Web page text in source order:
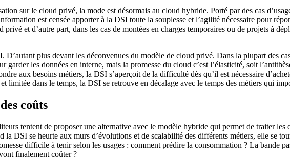
sur le cloud privé, la mode est désormais au cloud hybride. Porté par des cas
est censée apporter à la DSI toute la souplesse et l’agilité nécessaire pour
et d’autre part, dans les cas de montées en charges temporaires ou de projets à
plus devant les déconvenues du modèle de cloud privé. Dans la plupart des
garder les données en interne, mais la promesse du cloud c’est l’élasticité, soit
aux besoins métiers, la DSI s’aperçoit de la difficulté dès qu’il est nécessaire
limitée dans le temps, la DSI se retrouve en décalage avec le temps des métiers qui
coûts
tentent de proposer une alternative avec le modèle hybride qui permet de traiter
la DSI se heurte aux murs d’évolutions et de scalabilité des différents métiers, elle se
difficile à tenir selon les usages : comment prédire la consommation ? La bande
finalement coûter ?